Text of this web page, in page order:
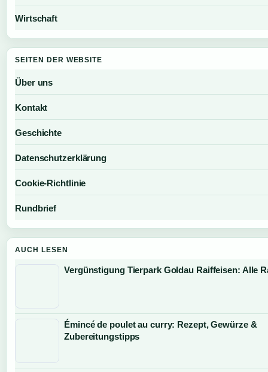
Wirtschaft
SEITEN DER WEBSITE
Über uns
Kontakt
Geschichte
Datenschutzerklärung
Cookie-Richtlinie
Rundbrief
AUCH LESEN
Vergünstigung Tierpark Goldau Raiffeisen: Alle
Émincé de poulet au curry: Rezept, Gewürze &
Zubereitungstipps